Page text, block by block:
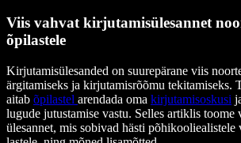
Viis vahvat kirjutamisülesannet
õpilastele
Kirjutamisülesanded on suurepärane viis
ärgitamiseks ja kirjutamisrõõmu tekitamiseks.
aitab õpilastel arendada oma kirjutamisoskusi
lugude jutustamise vastu. Selles artiklis toome
ülesannet, mis sobivad hästi põhikooliealistele